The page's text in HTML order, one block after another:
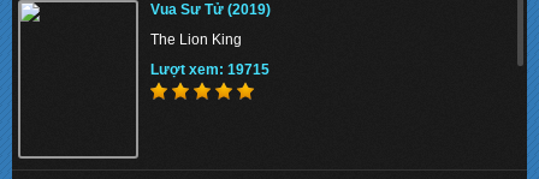
Lượt xem: 151324
Thiên Nga Bóng Đêm S01 2022 - Eve
Vua Sư Tử (2019)
The Lion King
Lượt xem: 19715